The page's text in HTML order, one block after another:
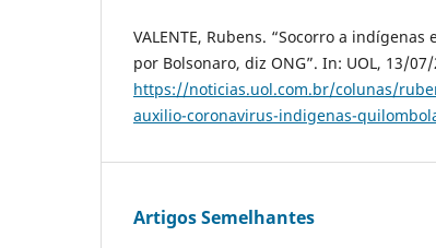
VALENTE, Rubens. “Socorro a
por Bolsonaro, diz ONG”. In: UOL, 13/
https://noticias.uol.com.br/colunas/
auxilio-coronavirus-indigenas-
Artigos Semelhantes